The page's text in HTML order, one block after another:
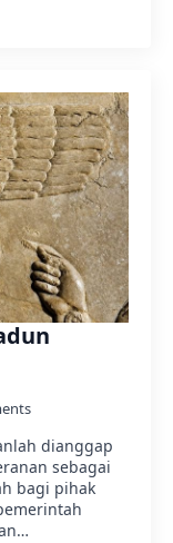
dianggap
sebagai
bagi pihak